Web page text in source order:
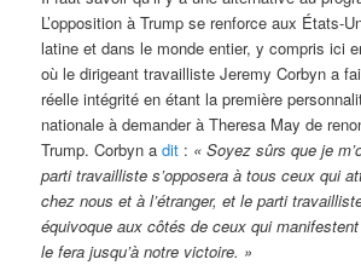
L’opposition à Trump se renforce aux États-
latine et dans le monde entier, y compris ici
où le dirigeant travailliste Jeremy Corbyn a
réelle intégrité en étant la première
nationale à demander à Theresa May de
Trump. Corbyn adit : « Soyez sûrs que je
parti travailliste s’opposera à tous ceux qui
chez nous et à l’étranger, et le parti
équivoque aux côtés de ceux qui
le fera jusqu’à notre victoire. »